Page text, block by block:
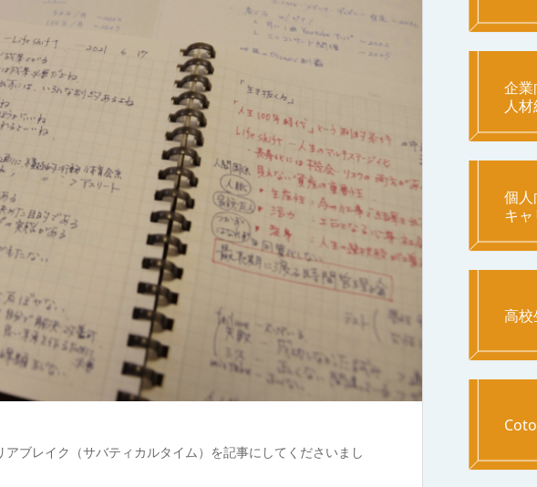
ブレイク（サバティカルタイム）を記事にしてくださいまし
企業
人
個人
キ
高